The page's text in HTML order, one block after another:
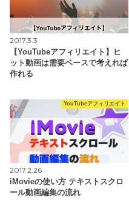
2017.3.3
【YouTubeアフィリエイト】ヒ
ット動画は需要ベースで考えれば
作れる
YouTubeアフィリエイト
2017.2.26
iMovieの使い方 テキストスクロ
ール動画編集の流れ